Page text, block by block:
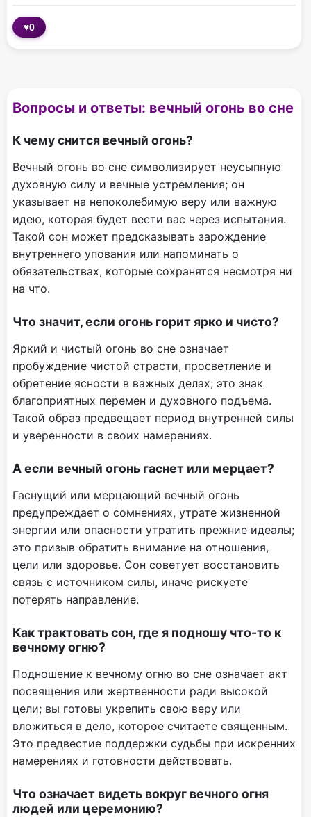
♥0
Вопросы и ответы: вечный огонь во сне
К чему снится вечный огонь?
Вечный огонь во сне символизирует неусыпную
духовную силу и вечные устремления; он
указывает на непоколебимую веру или важную
идею, которая будет вести вас через испытания.
Такой сон может предсказывать зарождение
внутреннего упования или напоминать о
обязательствах, которые сохранятся несмотря ни
на что.
Что значит, если огонь горит ярко и чисто?
Яркий и чистый огонь во сне означает
пробуждение чистой страсти, просветление и
обретение ясности в важных делах; это знак
благоприятных перемен и духовного подъема.
Такой образ предвещает период внутренней силы
и уверенности в своих намерениях.
А если вечный огонь гаснет или мерцает?
Гаснущий или мерцающий вечный огонь
предупреждает о сомнениях, утрате жизненной
энергии или опасности утратить прежние идеалы;
это призыв обратить внимание на отношения,
цели или здоровье. Сон советует восстановить
связь с источником силы, иначе рискуете
потерять направление.
Как трактовать сон, где я подношу что-то к
вечному огню?
Подношение к вечному огню во сне означает акт
посвящения или жертвенности ради высокой
цели; вы готовы укрепить свою веру или
вложиться в дело, которое считаете священным.
Это предвестие поддержки судьбы при искренних
намерениях и готовности действовать.
Что означает видеть вокруг вечного огня
людей или церемонию?